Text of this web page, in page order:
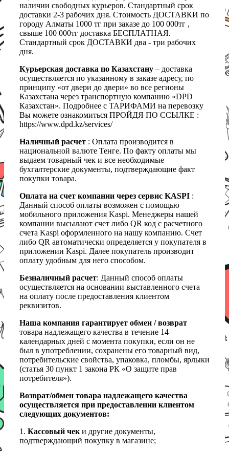
наличии свободных курьеров. Стандартный срок
доставки 2-3 рабочих дня. Стоимость ДОСТАВКИ по
городу Алматы 1000 тг при заказе до 100 000тг ,
свыше 100 000тг доставка БЕСПЛАТНАЯ.
Стандартный срок ДОСТАВКИ два - три рабочих
дня.
Курьерская доставка по Казахстану – доставка
осуществляется по указанному в заказе адресу, по
принципу «от двери до двери» во все регионы
Казахстана через транспортную компанию «DPD
Казахстан». Подробнее с ТАРИФАМИ на перевозку
Вы можете ознакомиться ПРОЙДЯ ПО ССЫЛКЕ :
https://www.dpd.kz/services/
Наличный расчет : Оплата производится в
национальной валюте Тенге. По факту оплаты мы
выдаем товарный чек и все необходимые
бухгалтерские документы, подтверждающие факт
покупки товара.
Оплата на счет компании через сервис KASPI :
Данный способ оплаты возможен с помощью
мобильного приложения Kaspi. Менеджеры нашей
компании высылают счет либо QR код с расчетного
счета Kaspi оформленного на нашу компанию. Счет
либо QR автоматически определяется у покупателя в
приложении Kaspi. Далее покупатель производит
оплату удобным для него способом.
Безналичный расчет: Данный способ оплаты
осуществляется на основании выставленного счета
на оплату после предоставления клиентом
реквизитов.
Наша компания гарантирует обмен / возврат
товара надлежащего качества в течение 14
календарных дней с момента покупки, если он не
был в употреблении, сохранены его товарный вид,
потребительские свойства, упаковка, пломбы, ярлыки
(статья 30 пункт 1 закона РК «О защите прав
потребителя»).
Возврат/обмен товара надлежащего качества
осуществляется при предоставлении клиентом
следующих документов:
1. Кассовый чеки другие документы,
подтверждающий покупку в магазине;